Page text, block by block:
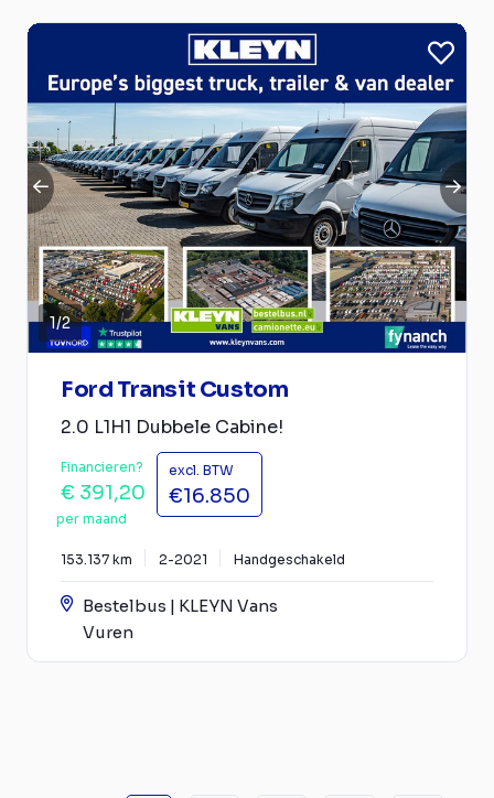
1/2
Ford Transit Custom
2.0 L1H1 Dubbele Cabine!
Financieren?
€ 391,20
per maand
excl. BTW
€16.850
153.137 km 2-2021 Handgeschakeld
Bestelbus | KLEYN Vans
Vuren